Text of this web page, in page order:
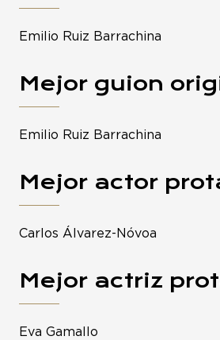
Emilio Ruiz Barrachina
Mejor guion
Emilio Ruiz Barrachina
Mejor actor
Carlos Álvarez-Nóvoa
Mejor actriz
Eva Gamallo